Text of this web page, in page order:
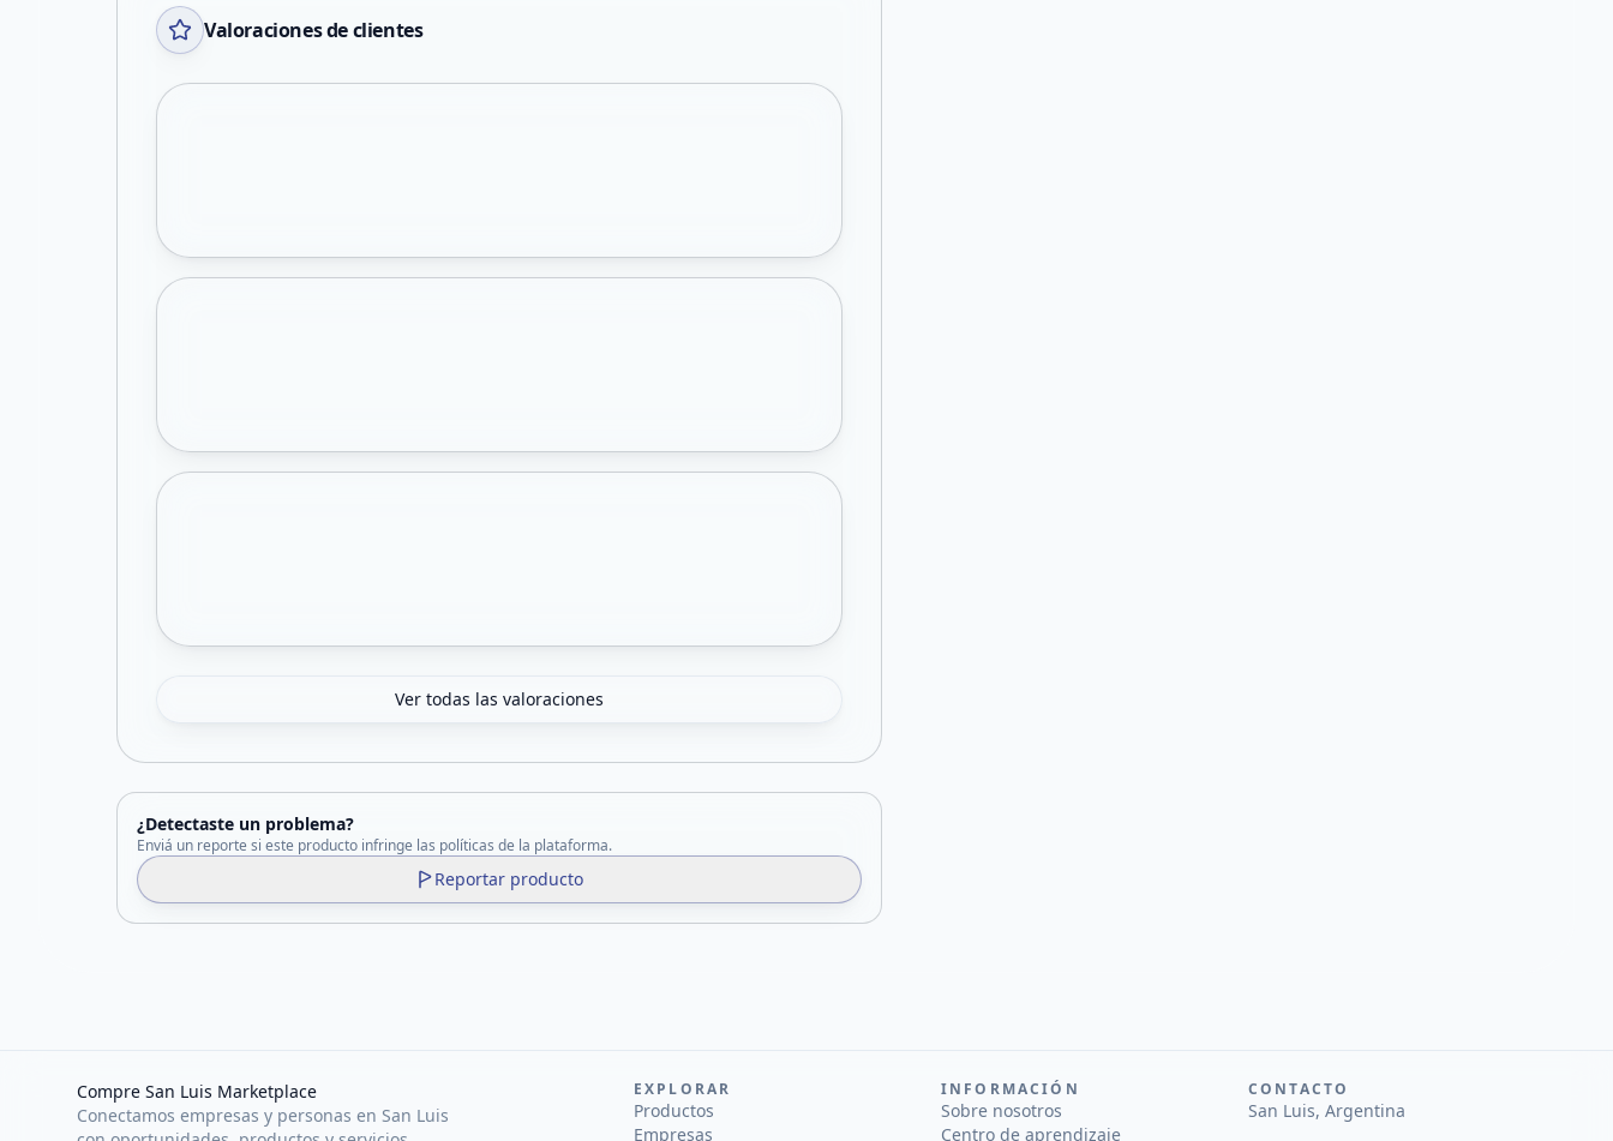
Valoraciones de clientes
Ver todas las valoraciones
¿Detectaste un problema?
Enviá un reporte si este producto infringe las políticas de la plataforma.
Reportar producto
Compre San Luis Marketplace
Conectamos empresas y personas en San Luis
EXPLORAR
Productos
Empresas
INFORMACIÓN
Sobre nosotros
Centro de aprendizaje
CONTACTO
San Luis, Argentina